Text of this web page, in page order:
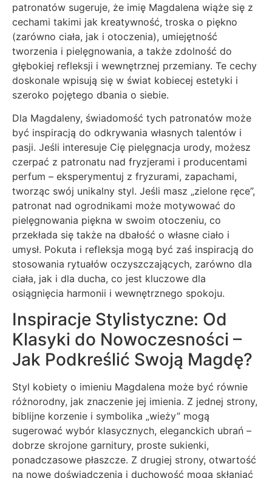
patronatów sugeruje, że imię Magdalena wiąże się z
cechami takimi jak kreatywność, troska o piękno
(zarówno ciała, jak i otoczenia), umiejętność
tworzenia i pielęgnowania, a także zdolność do
głębokiej refleksji i wewnętrznej przemiany. Te cechy
doskonale wpisują się w świat kobiecej estetyki i
szeroko pojętego dbania o siebie.
Dla Magdaleny, świadomość tych patronatów może
być inspiracją do odkrywania własnych talentów i
pasji. Jeśli interesuje Cię pielęgnacja urody, możesz
czerpać z patronatu nad fryzjerami i producentami
perfum – eksperymentuj z fryzurami, zapachami,
tworząc swój unikalny styl. Jeśli masz „zielone ręce”,
patronat nad ogrodnikami może motywować do
pielęgnowania piękna w swoim otoczeniu, co
przekłada się także na dbałość o własne ciało i
umysł. Pokuta i refleksja mogą być zaś inspiracją do
stosowania rytuałów oczyszczających, zarówno dla
ciała, jak i dla ducha, co jest kluczowe dla
osiągnięcia harmonii i wewnętrznego spokoju.
Inspiracje Stylistyczne: Od
Klasyki do Nowoczesności –
Jak Podkreślić Swoją Magdę?
Styl kobiety o imieniu Magdalena może być równie
różnorodny, jak znaczenie jej imienia. Z jednej strony,
biblijne korzenie i symbolika „wieży” mogą
sugerować wybór klasycznych, eleganckich ubrań –
dobrze skrojone garnitury, proste sukienki,
ponadczasowe płaszcze. Z drugiej strony, otwartość
na nowe doświadczenia i duchowość mogą skłaniać